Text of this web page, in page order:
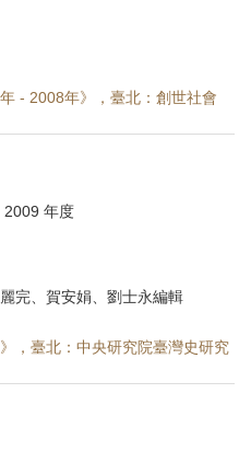
- 2008年》，臺北：創世社會
2009 年度
完、賀安娟、劉士永編輯
，臺北：中央研究院臺灣史研究